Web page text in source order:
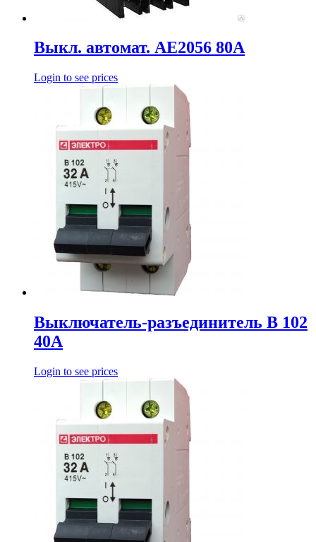
Выкл. автомат. АЕ2056 80А
Login to see prices
Выключатель-разъединитель В 102
40А
Login to see prices